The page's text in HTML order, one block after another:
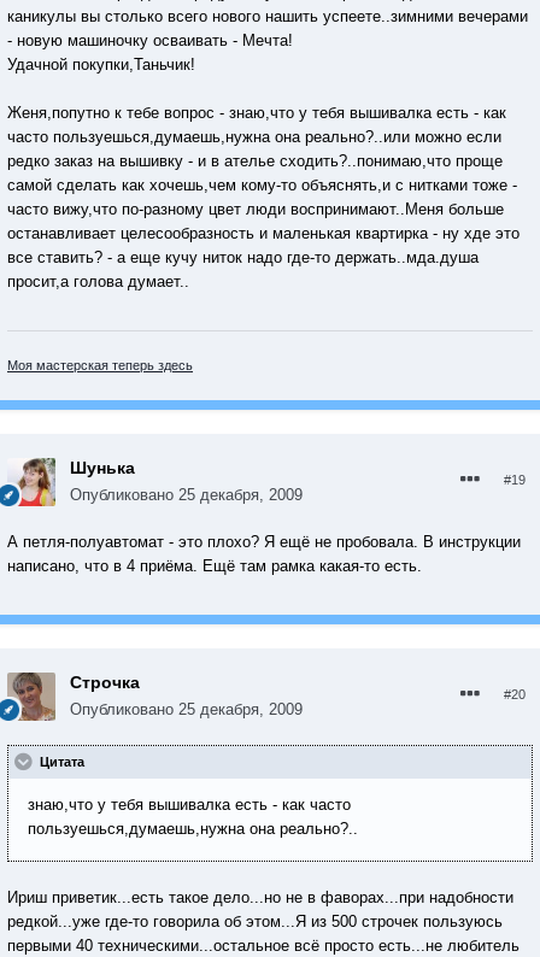
каникулы вы столько всего нового нашить успеете..зимними вечерами
- новую машиночку осваивать - Мечта!
Удачной покупки,Таньчик!
Женя,попутно к тебе вопрос - знаю,что у тебя вышивалка есть - как
часто пользуешься,думаешь,нужна она реально?..или можно если
редко заказ на вышивку - и в ателье сходить?..понимаю,что проще
самой сделать как хочешь,чем кому-то объяснять,и с нитками тоже -
часто вижу,что по-разному цвет люди воспринимают..Меня больше
останавливает целесообразность и маленькая квартирка - ну хде это
все ставить? - а еще кучу ниток надо где-то держать..мда.душа
просит,а голова думает..
Моя мастерская теперь здесь
Шунька
Опубликовано 25 декабря, 2009
#19
А петля-полуавтомат - это плохо? Я ещё не пробовала. В инструкции
написано, что в 4 приёма. Ещё там рамка какая-то есть.
Строчка
Опубликовано 25 декабря, 2009
#20
Цитата
знаю,что у тебя вышивалка есть - как часто
пользуешься,думаешь,нужна она реально?..
Ириш приветик...есть такое дело...но не в фаворах...при надобности
редкой...уже где-то говорила об этом...Я из 500 строчек пользуюсь
первыми 40 техническими...остальное всё просто есть...не любитель